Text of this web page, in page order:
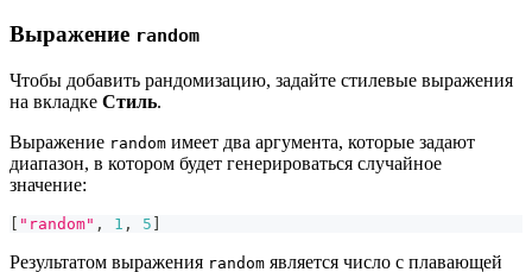
Выражение random
Чтобы добавить рандомизацию, задайте стилевые выражения
на вкладке Стиль.
Выражение random имеет два аргумента, которые задают
диапазон, в котором будет генерироваться случайное
значение:
"random" , 1 , 5
Результатом выражения random является число с плавающей